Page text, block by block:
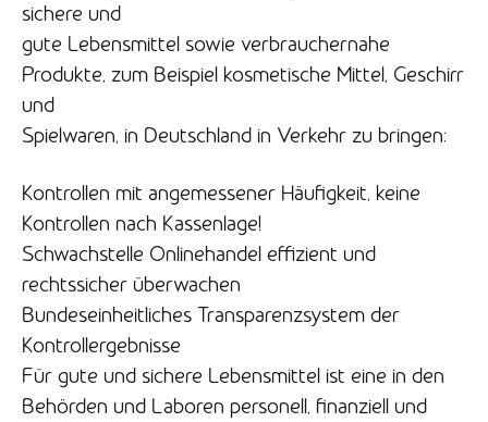
sichere und
gute Lebensmittel sowie verbrauchernahe
Produkte, zum Beispiel kosmetische Mittel, Geschirr
und
Spielwaren, in Deutschland in Verkehr zu bringen:
Kontrollen mit angemessener Häufigkeit, keine
Kontrollen nach Kassenlage!
Schwachstelle Onlinehandel effizient und
rechtssicher überwachen
Bundeseinheitliches Transparenzsystem der
Kontrollergebnisse
Für gute und sichere Lebensmittel ist eine in den
Behörden und Laboren personell, finanziell und